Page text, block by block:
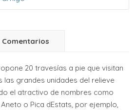
Comentarios
20 travesías a pie que visitan
las grandes unidades del relieve
el atractivo de nombres como
o Pica dEstats, por ejemplo,